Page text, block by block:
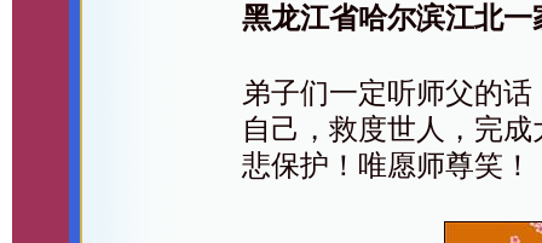
黑龙江省哈尔滨江北
弟子们一定听师父的
自己，救度世人，完
悲保护！唯愿师尊笑！